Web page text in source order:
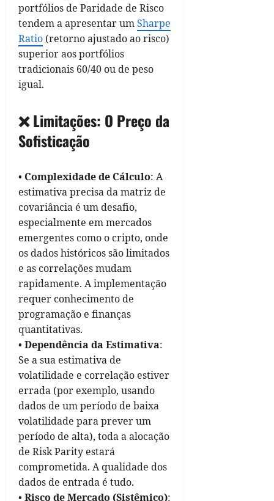
portfólios de Paridade de Risco
tendem a apresentar umSharpe
Ratio (retorno ajustado ao risco)
superior aos portfólios
tradicionais 60/40 ou de peso
igual.
❌ Limitações: O Preço da
Sofisticação
• Complexidade de Cálculo: A
estimativa precisa da matriz de
covariância é um desafio,
especialmente em mercados
emergentes como o cripto, onde
os dados históricos são limitados
e as correlações mudam
rapidamente. A implementação
requer conhecimento de
programação e finanças
quantitativas.
• Dependência da Estimativa:
Se a sua estimativa de
volatilidade e correlação estiver
errada (por exemplo, usando
dados de um período de baixa
volatilidade para prever um
período de alta), toda a alocação
de Risk Parity estará
comprometida. A qualidade dos
dados de entrada é tudo.
• Risco de Mercado (Sistêmico):